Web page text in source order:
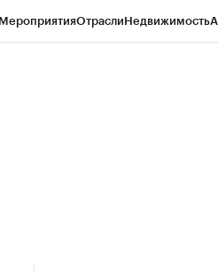
МероприятияОтраслиНедвижимость